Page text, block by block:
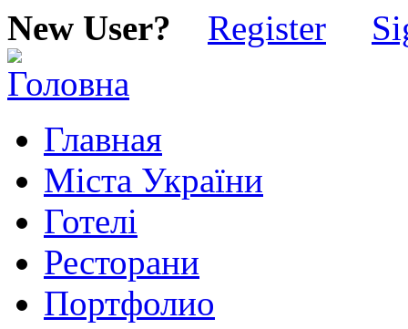
New User? Register
Главная
Міста України
Готелі
Ресторани
Портфолио